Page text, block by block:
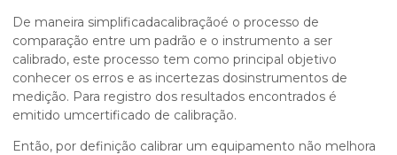
De maneira simplificadacalibraçãoé o processo de
comparação entre um padrão e o instrumento a ser
calibrado, este processo tem como principal objetivo
conhecer os erros e as incertezas dosinstrumentos de
medição. Para registro dos resultados encontrados é
emitido umcertificado de calibração.
Então, por definição calibrar um equipamento não melhora